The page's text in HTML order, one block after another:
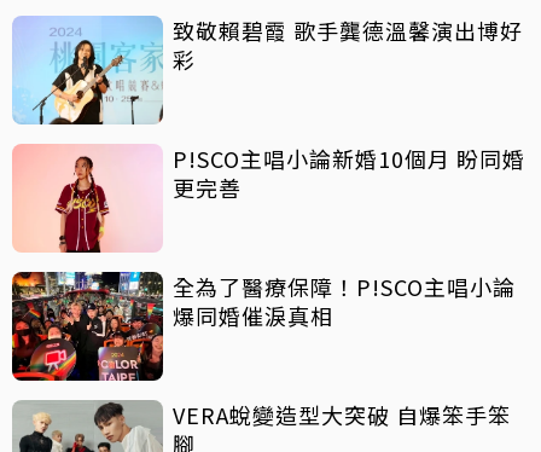
致敬賴碧霞 歌手龔德溫馨演出博好
彩
P!SCO主唱小論新婚10個月 盼同婚
更完善
全為了醫療保障！P!SCO主唱小論
爆同婚催淚真相
VERA蛻變造型大突破 自爆笨手笨
腳